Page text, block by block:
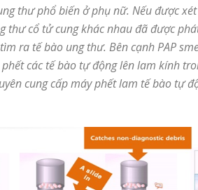
thư phổ biến ở phụ nữ. Nếu được
thư cổ tử cung khác nhau đã được
ra tế bào ung thư. Bên cạnh PAP
các tế bào tự động lên lam kính
cung cấp máy phết lam tế bào tự